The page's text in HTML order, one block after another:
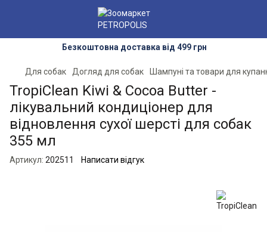
Безкоштовна доставка від 499 грн
Для собак Догляд для собак Шампуні та товари для
TropiClean Kiwi & Cocoa Butter -
лікувальний кондиціонер для
відновлення сухої шерсті для собак
355 мл
Артикул: 202511 Написати відгук